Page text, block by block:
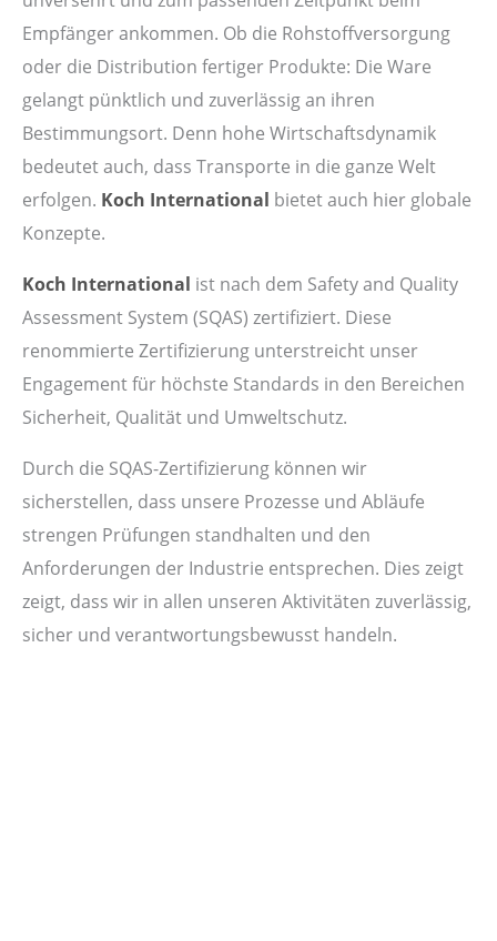
Empfänger ankommen. Ob die Rohstoffversorgung
oder die Distribution fertiger Produkte: Die Ware
gelangt pünktlich und zuverlässig an ihren
Bestimmungsort. Denn hohe Wirtschaftsdynamik
bedeutet auch, dass Transporte in die ganze Welt
erfolgen. Koch International bietet auch hier globale
Konzepte.
Koch International ist nach dem Safety and Quality
Assessment System (SQAS) zertifiziert. Diese
renommierte Zertifizierung unterstreicht unser
Engagement für höchste Standards in den Bereichen
Sicherheit, Qualität und Umweltschutz.
Durch die SQAS-Zertifizierung können wir
sicherstellen, dass unsere Prozesse und Abläufe
strengen Prüfungen standhalten und den
Anforderungen der Industrie entsprechen. Dies zeigt
zeigt, dass wir in allen unseren Aktivitäten zuverlässig,
sicher und verantwortungsbewusst handeln.